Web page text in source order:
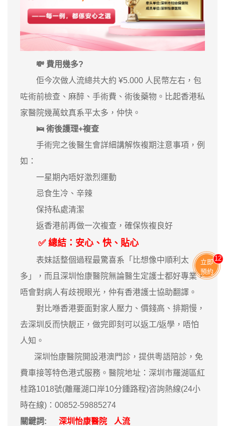
💸 費用幾多?
佢今次做人流總共大約 ¥5.000 人民幣左右，包
咗術前檢查、麻醉、手術費、術後藥物。比起香港私
家醫院幾萬蚊真系平太多，仲快。
🛌 術後護理+複查
手術完之後醫生會詳細講解恢複期注意事項，例
如：
一星期內唔好激烈運動
忌食生冷、辛辣
保持私處清潔
返香港前再做一次複查，確保恢複良好
✅ 總結：安心、快、貼心
表妹話整個過程最驚喜系「比想像中順利太
多」，而且深圳怡康醫院無論醫生定護士都好專業，
唔會對病人有歧視眼光，仲有香港護士協助翻譯。
對比喺香港要面對家人壓力、價錢高、排期慢，
去深圳反而快靚正，做完即刻可以返工/返學，唔怕
人知。
深圳怡康醫院開設港澳門診，提供粵語陪診，免
費車接等特色港式服務。醫院地址：深圳市羅湖區紅
桂路1018號(離羅湖口岸10分鍾路程)咨詢熱線(24小
時在線)：00852-59885274
關鍵詞:
深圳怡康醫院 人流
立即
預約
11